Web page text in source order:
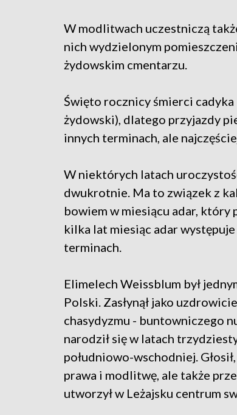
W modlitwach uczestniczą
nich wydzielonym
żydowskim cmentarzu.
Święto rocznicy śmierci
żydowski), dlatego przyjazdy
innych terminach, ale
W niektórych latach
dwukrotnie. Ma to związek z
bowiem w miesiącu adar, który
kilka lat miesiąc adar
terminach.
Elimelech Weissblum był
Polski. Zasłynął jako
chasydyzmu - buntowniczego
narodził się w latach
południowo-wschodniej.
prawa i modlitwę, ale także
utworzył w Leżajsku centrum